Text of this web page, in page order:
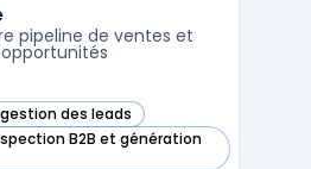
offre une solution de
pipeline de ventes et
des leads
cette catégorie
B2B et génération
cette catégorie